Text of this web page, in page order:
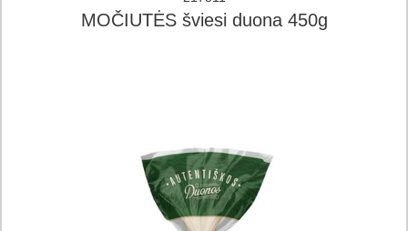
MOČIUTĖS šviesi duona 450g